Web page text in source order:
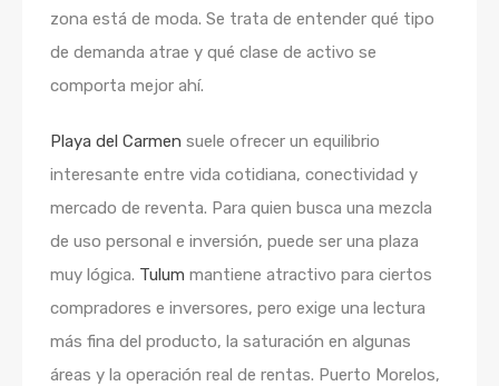
zona está de moda. Se trata de entender qué tipo
de demanda atrae y qué clase de activo se
comporta mejor ahí.
Playa del Carmen suele ofrecer un equilibrio
interesante entre vida cotidiana, conectividad y
mercado de reventa. Para quien busca una mezcla
de uso personal e inversión, puede ser una plaza
muy lógica. Tulum mantiene atractivo para ciertos
compradores e inversores, pero exige una lectura
más fina del producto, la saturación en algunas
áreas y la operación real de rentas. Puerto Morelos,